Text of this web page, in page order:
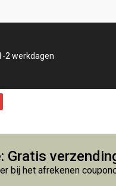
2 werkdagen
Gratis
bij het afrekenen